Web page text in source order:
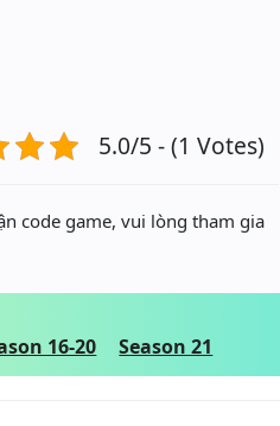
5.0/5 - (1 Votes)
code game, vui lòng tham gia
16-20 Season 21